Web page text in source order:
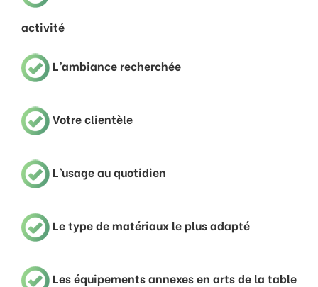
activité
L’ambiance recherchée
Votre clientèle
L’usage au quotidien
Le type de matériaux le plus adapté
Les équipements annexes en arts de la table